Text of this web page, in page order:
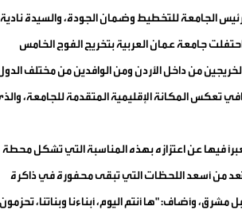
الجامعة للتخطيط وضمان الجودة، والسيدة نادية
جامعة عمان العربية بتخريج الفوج الخامس
من داخل الأردن ومن الوافدين من مختلف
تعكس المكانة الإقليمية المتقدمة للجامعة،
فيها عن اعتزازه بهذه المناسبة التي تشكل محطة
من أسعد اللحظات التي تبقى محفورة في ذاكرة
وأضاف: "ها أنتم اليوم، أبناءنا وبناتنا، تحزمون